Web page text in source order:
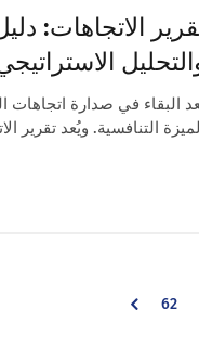
الاتجاهات:
البقاء في صدارة اتجاهات
التنافسية. ويُعد تقرير
Go
62